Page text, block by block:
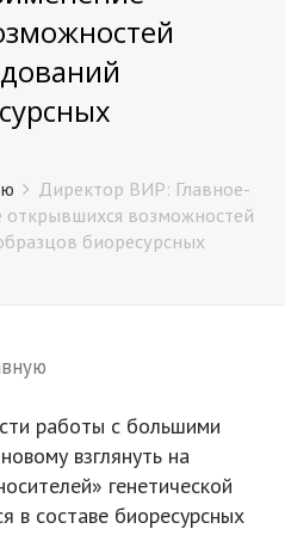
Директор ВИР: Главное-
возможностей
биоресурсных
работы с большими
взглянуть на
генетической
в составе биоресурсных